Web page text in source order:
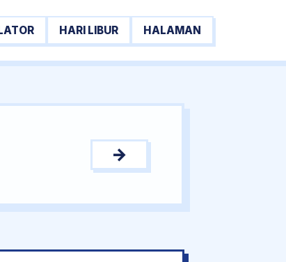
HARI LIBUR HALAMAN
→